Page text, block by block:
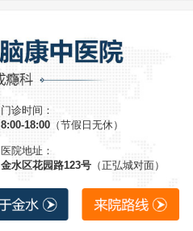
门诊时间：
8:00-18:00 （节假日无休）
医院地址：
金水区花园路123号 （正弘城对面）